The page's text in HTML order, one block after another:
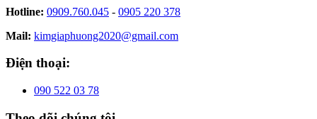
Hotline: 0909.760.045 - 0905 220 378
Mail: kimgiaphuong2020@gmail.com
Điện thoại:
090 522 03 78